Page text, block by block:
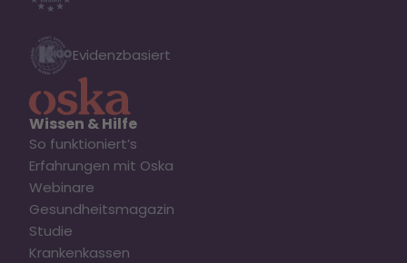
Evidenzbasiert
Wissen & Hilfe
So funktioniert’s
Erfahrungen mit Oska
Webinare
Gesundheitsmagazin
Studie
Krankenkassen